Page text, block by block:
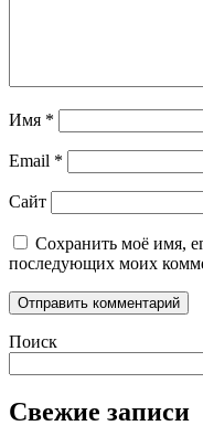
Имя *
Email *
Сайт
Сохранить моё имя,
последующих моих
Поиск
Свежие записи